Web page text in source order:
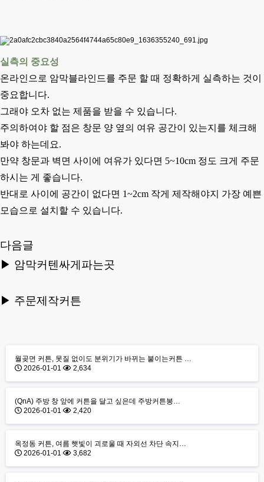
실측의 중요성
온라인으로 암막블라인드를 주문 할 때 정확하게 실측하는 것이
중요합니다.
그래야 오차 없는 제품을 받을 수 있습니다.
주의하여야 할 점은 창문 양 옆의 여유 공간이 있는지를 체크해
봐야 하는데요.
만약 창문과 벽면 사이에 여유가 있다면 5~10cm 정도 크게 주문
하시는 게 좋습니다.
반대로 사이에 공간이 없다면 1~2cm 작게 제작해야지 가장 예쁜
모습으로 설치할 수 있습니다.
다음글
▶ 암막커텐싸게파는곳
▶ 주문제작커튼
월곶면 커튼, 못질 없이도 분위기가 바뀌는 붙이는커튼 …
2026-01-01
2,634
(QnA) 주방 창 앞에 커튼을 달고 싶은데 주방커튼봉…
2026-01-01
2,420
옥정동 커튼, 여름 햇빛이 괴로울 때 자외선 차단 속지…
2026-01-01
3,682